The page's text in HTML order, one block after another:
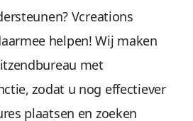
Vcreations
helpen! Wij maken
met
zodat u nog effectiever
plaatsen en zoeken